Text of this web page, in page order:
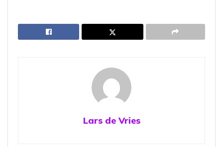
Lars de Vries